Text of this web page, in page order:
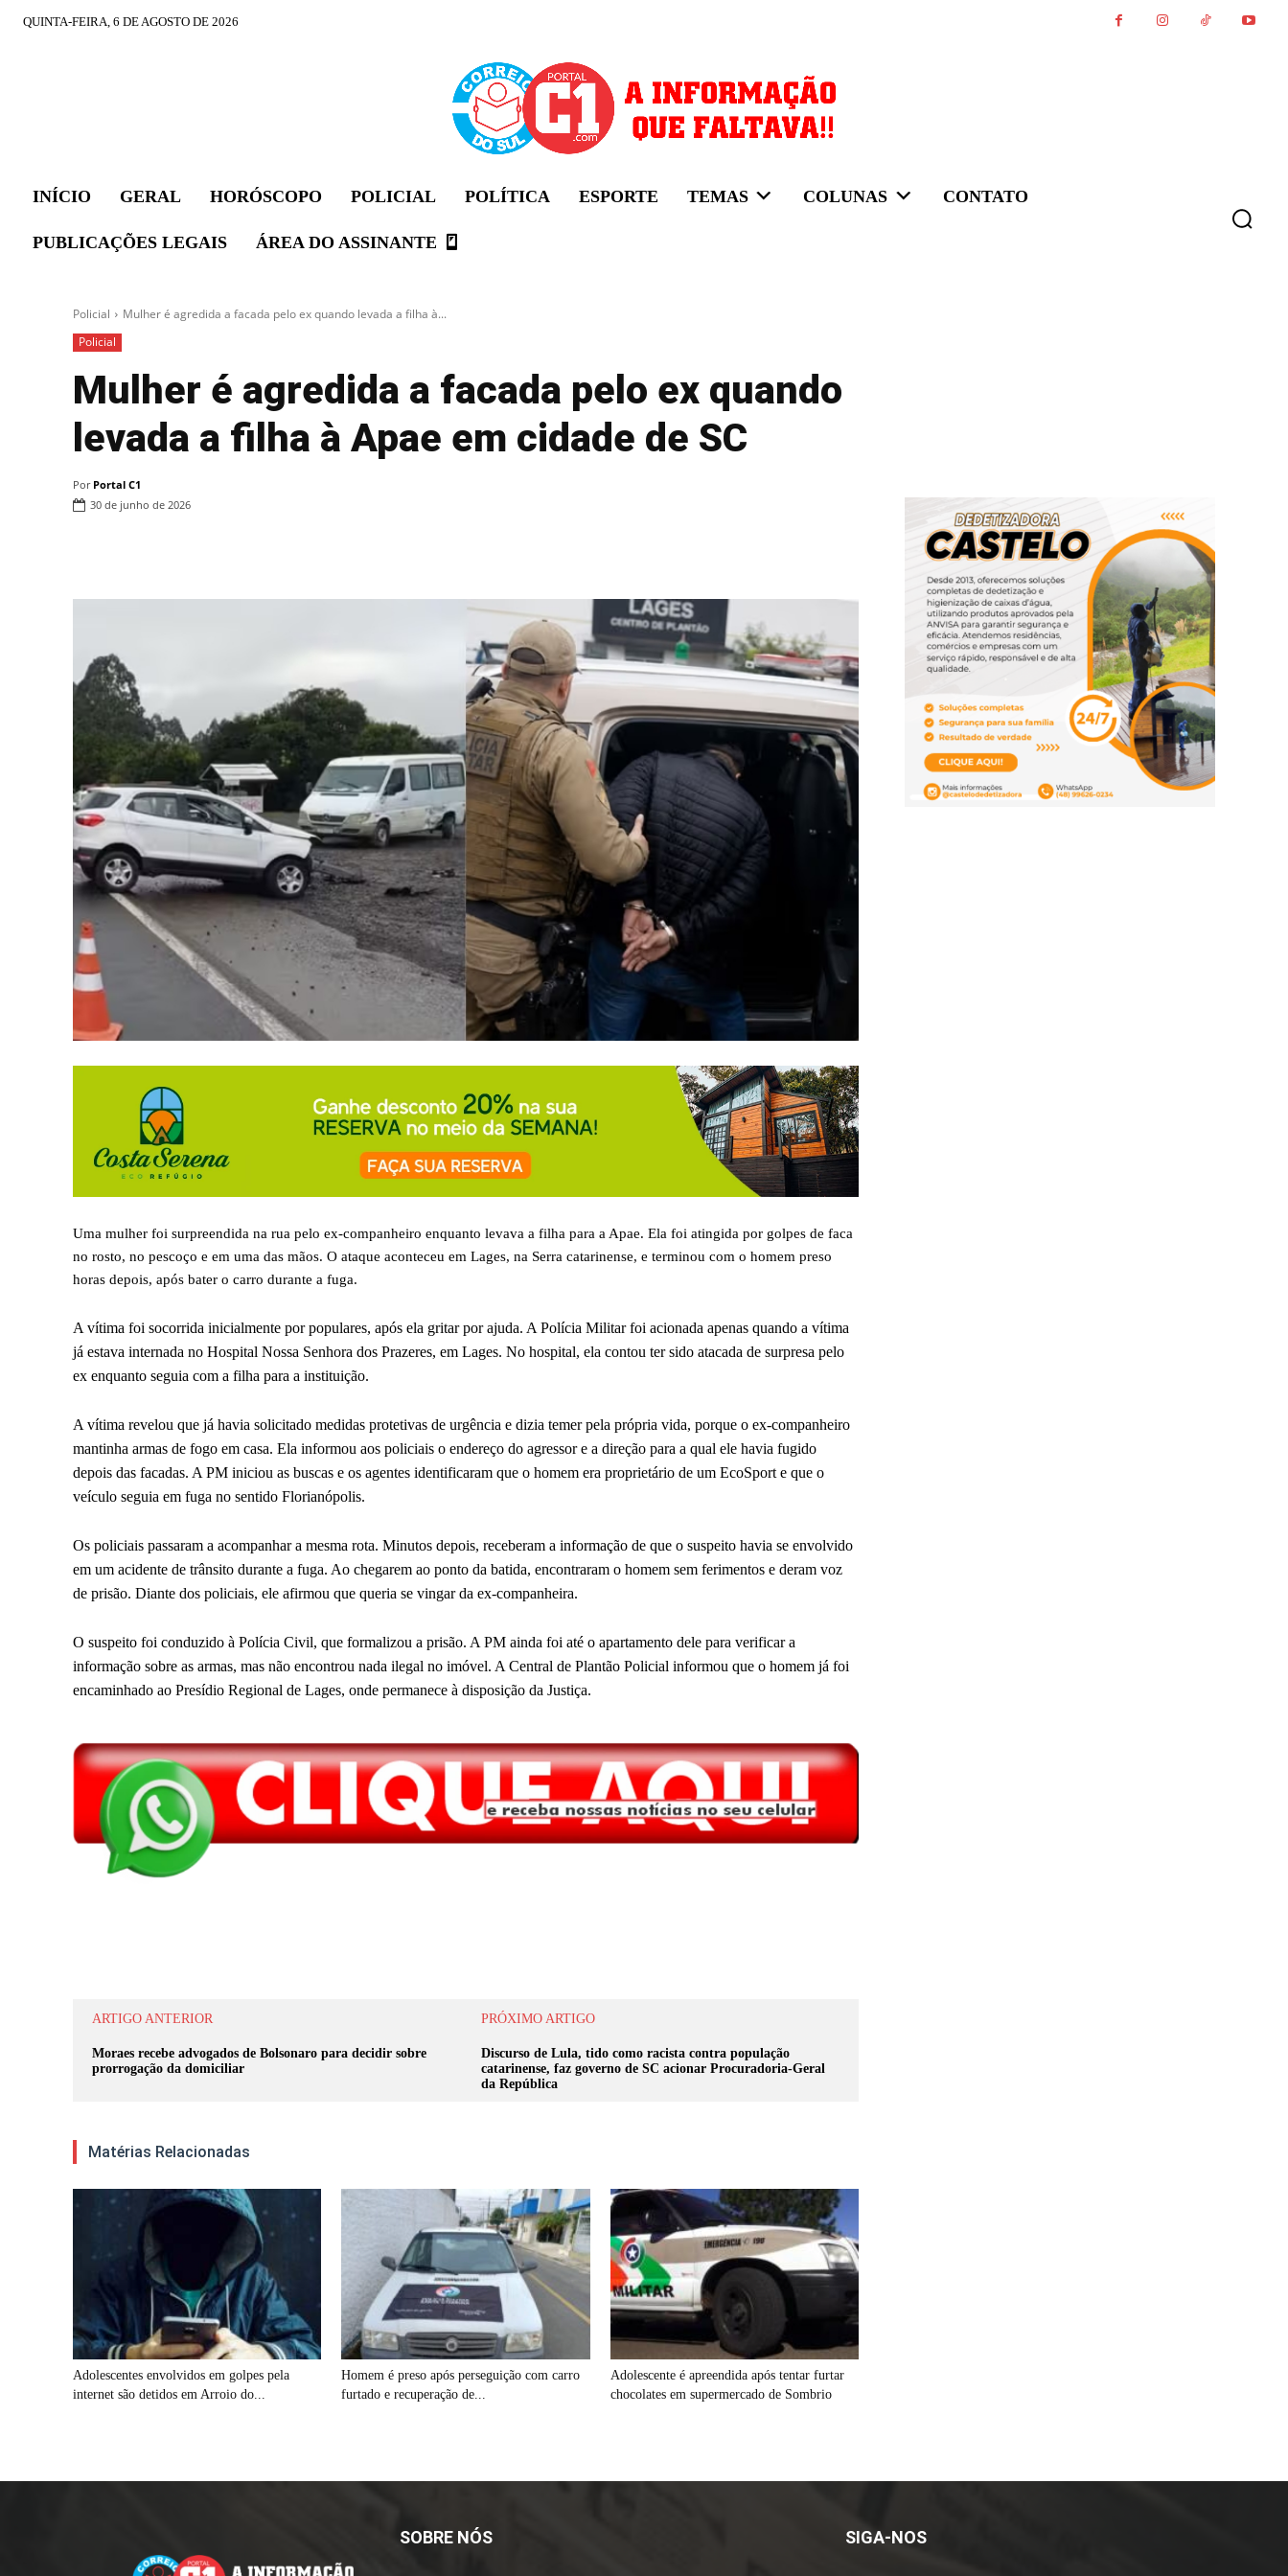
QUINTA-FEIRA, 6 DE AGOSTO DE 2026
INÍCIO GERAL HORÓSCOPO POLICIAL POLÍTICA ESPORTE TEMAS COLUNAS CONTATO
PUBLICAÇÕES LEGAIS ÁREA DO ASSINANTE
Policial
Mulher é agredida a facada pelo ex quando levada a filha à...
Policial
Mulher é agredida a facada pelo ex quando
levada a filha à Apae em cidade de SC
Por Portal C1
30 de junho de 2026
Uma mulher foi surpreendida na rua pelo ex-companheiro enquanto levava a filha para a Apae. Ela foi atingida por golpes de faca
no rosto, no pescoço e em uma das mãos. O ataque aconteceu em Lages, na Serra catarinense, e terminou com o homem preso
horas depois, após bater o carro durante a fuga.
A vítima foi socorrida inicialmente por populares, após ela gritar por ajuda. A Polícia Militar foi acionada apenas quando a vítima
já estava internada no Hospital Nossa Senhora dos Prazeres, em Lages. No hospital, ela contou ter sido atacada de surpresa pelo
ex enquanto seguia com a filha para a instituição.
A vítima revelou que já havia solicitado medidas protetivas de urgência e dizia temer pela própria vida, porque o ex-companheiro
mantinha armas de fogo em casa. Ela informou aos policiais o endereço do agressor e a direção para a qual ele havia fugido
depois das facadas. A PM iniciou as buscas e os agentes identificaram que o homem era proprietário de um EcoSport e que o
veículo seguia em fuga no sentido Florianópolis.
Os policiais passaram a acompanhar a mesma rota. Minutos depois, receberam a informação de que o suspeito havia se envolvido
em um acidente de trânsito durante a fuga. Ao chegarem ao ponto da batida, encontraram o homem sem ferimentos e deram voz
de prisão. Diante dos policiais, ele afirmou que queria se vingar da ex-companheira.
O suspeito foi conduzido à Polícia Civil, que formalizou a prisão. A PM ainda foi até o apartamento dele para verificar a
informação sobre as armas, mas não encontrou nada ilegal no imóvel. A Central de Plantão Policial informou que o homem já foi
encaminhado ao Presídio Regional de Lages, onde permanece à disposição da Justiça.
ARTIGO ANTERIOR
Moraes recebe advogados de Bolsonaro para decidir sobre
prorrogação da domiciliar
PRÓXIMO ARTIGO
Discurso de Lula, tido como racista contra população
catarinense, faz governo de SC acionar Procuradoria-Geral
da República
Matérias Relacionadas
Adolescentes envolvidos em golpes pela
internet são detidos em Arroio do...
Homem é preso após perseguição com carro
furtado e recuperação de...
Adolescente é apreendida após tentar furtar
chocolates em supermercado de Sombrio
SOBRE NÓS SIGA-NOS